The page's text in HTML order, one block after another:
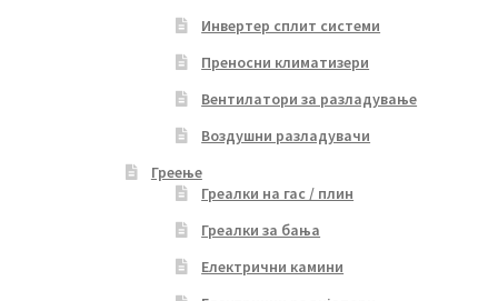
Инвертер сплит системи
Преносни климатизери
Вентилатори за разладување
Воздушни разладувачи
Греење
Греалки на гас / плин
Греалки за бања
Електрични камини